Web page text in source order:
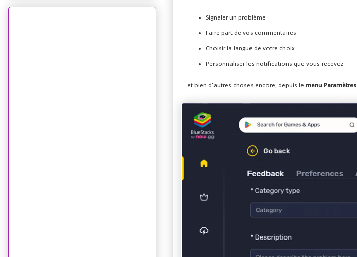
Signaler un problème
Faire part de vos commentaires
Choisir la langue de votre choix
Personnaliser les notifications que vous recevez
... et bien d'autres choses encore, depuis le menu Paramètres